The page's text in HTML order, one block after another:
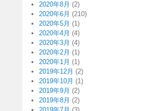
2020年8月 (2)
2020年6月 (210)
2020年5月 (1)
2020年4月 (4)
2020年3月 (4)
2020年2月 (1)
2020年1月 (1)
2019年12月 (2)
2019年10月 (1)
2019年9月 (2)
2019年8月 (2)